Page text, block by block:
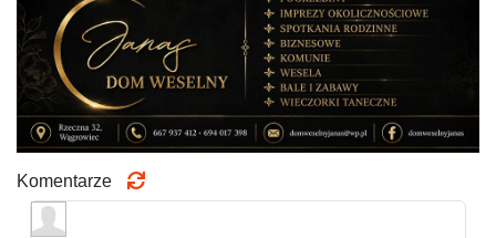
Komentarze